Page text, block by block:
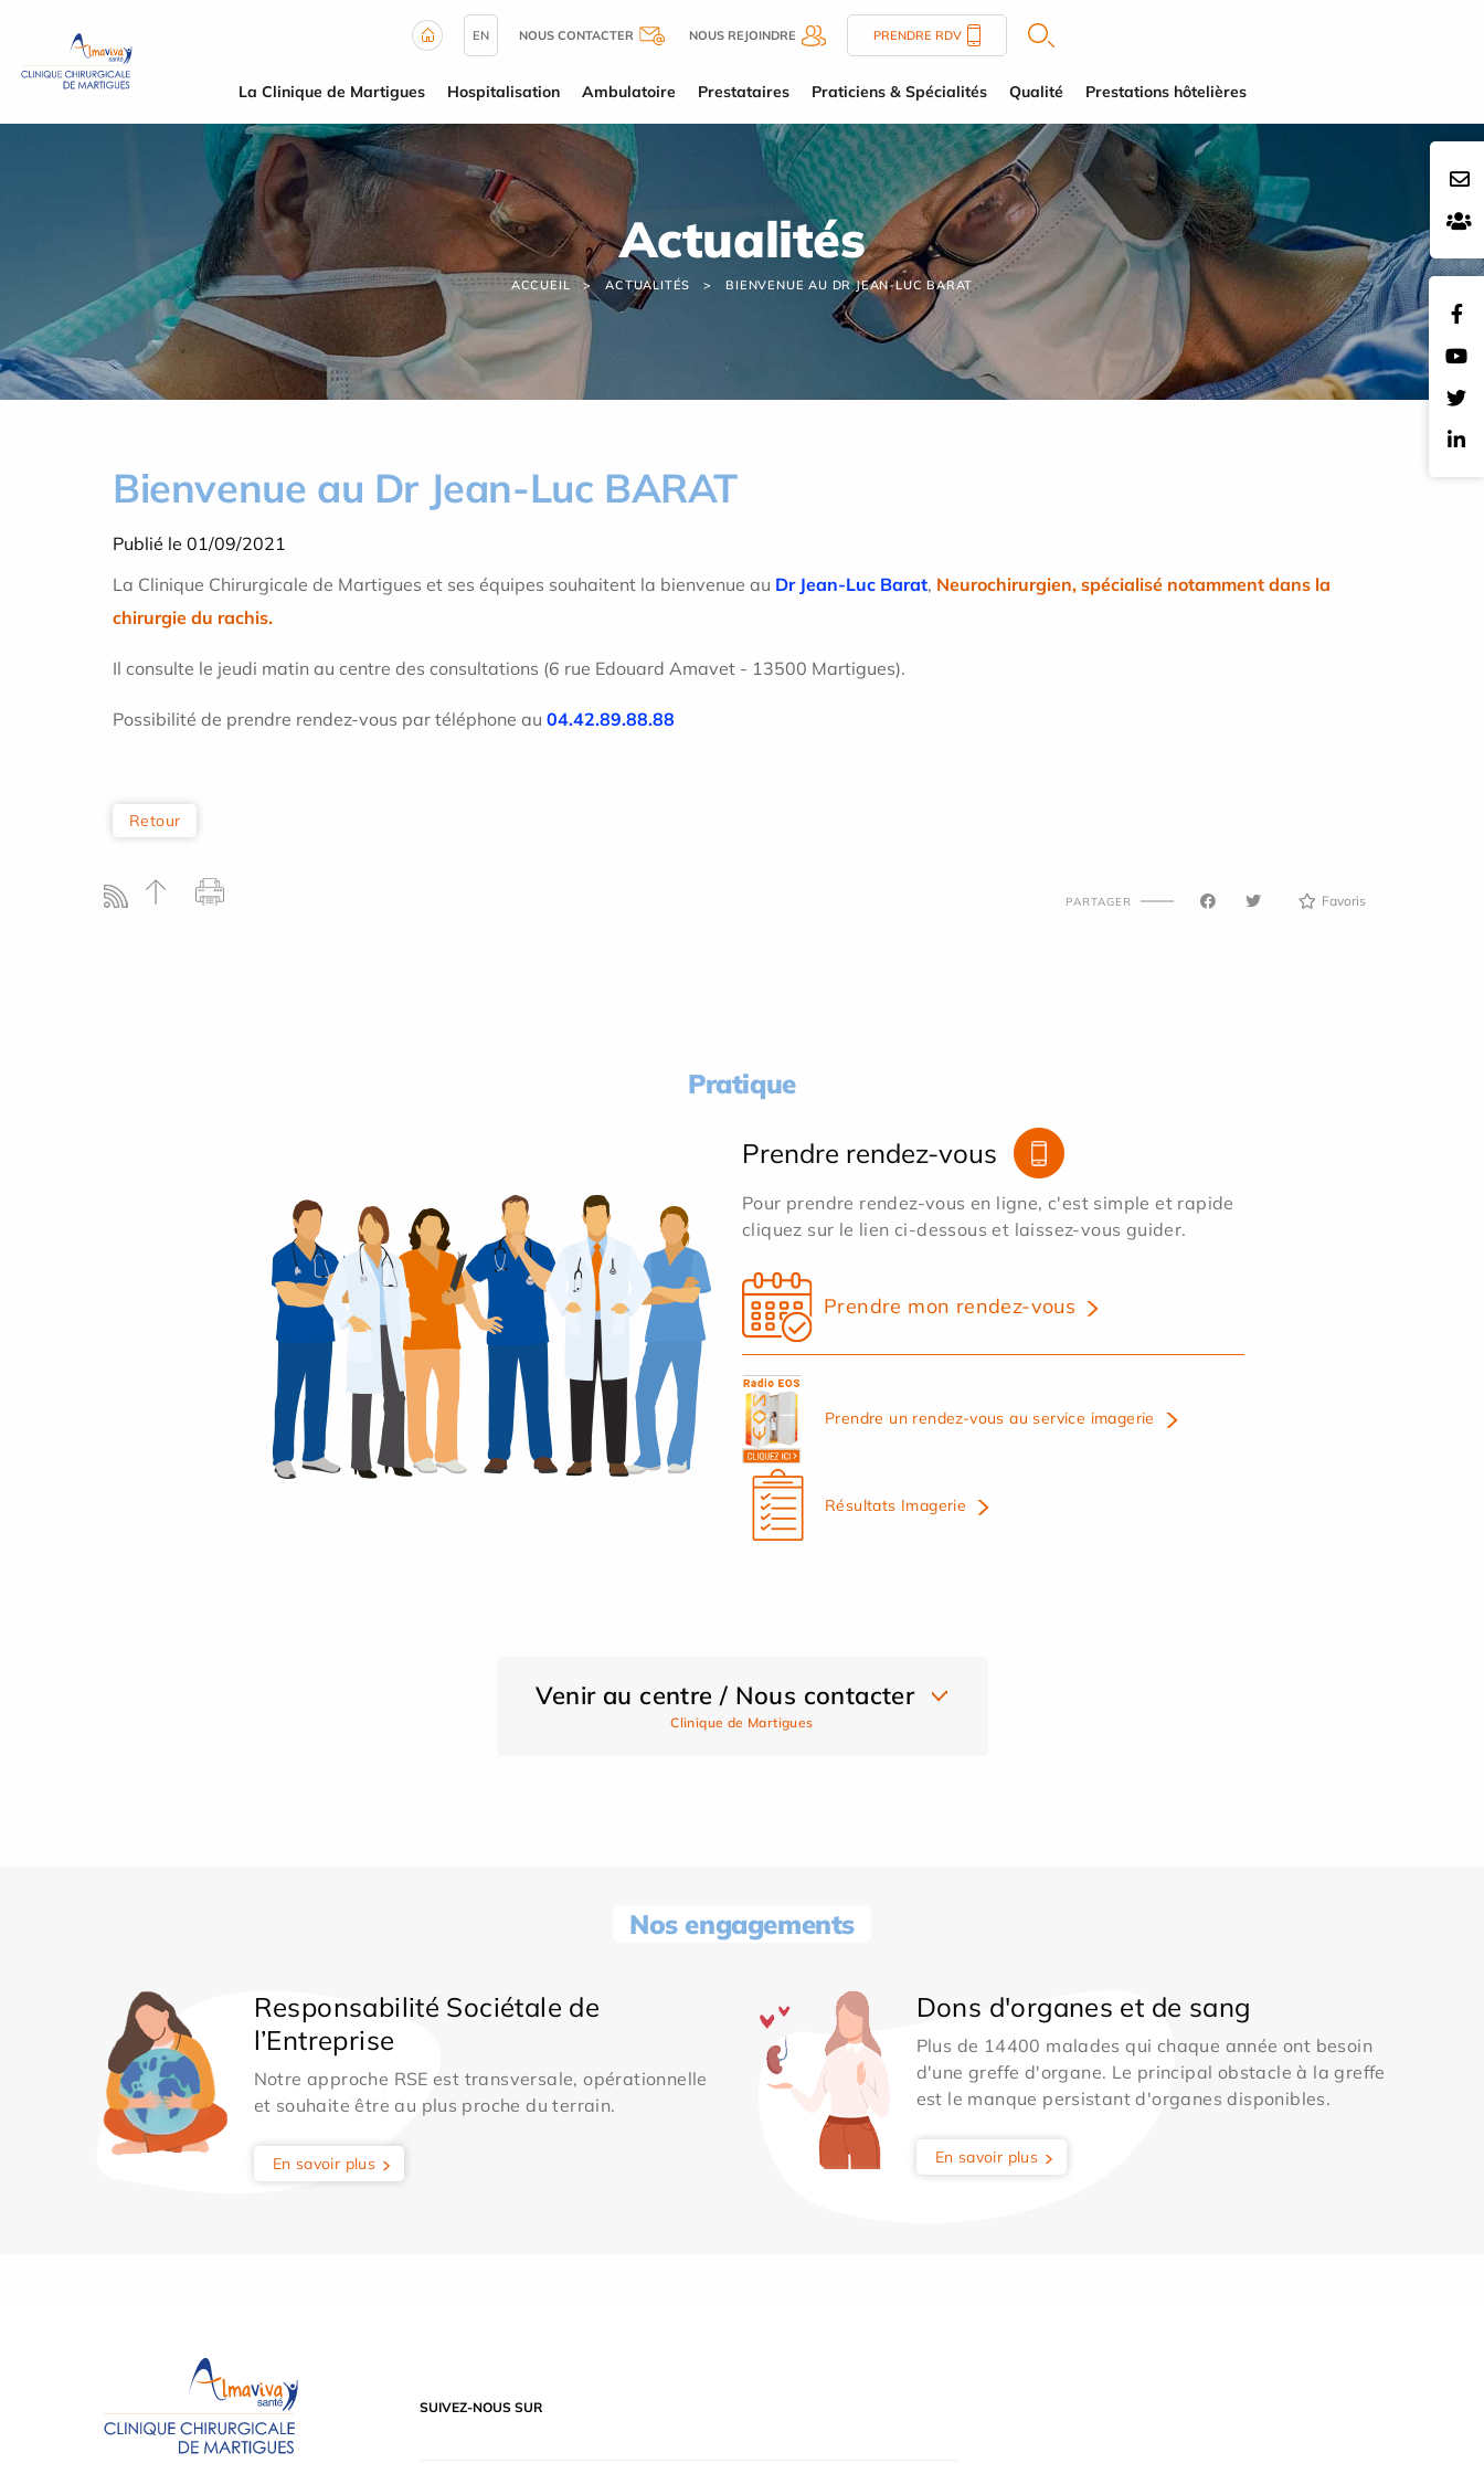
EN NOUS CONTACTER NOUS REJOINDRE PRENDRE RDV
La Clinique de Martigues Hospitalisation Ambulatoire Prestataires Praticiens & Spécialités Qualité Prestations hôtelières
Actualités
ACCUEIL ACTUALITÉS BIENVENUE AU DR JEAN-LUC BARAT
Bienvenue au Dr Jean-Luc BARAT
Publié le 01/09/2021
La Clinique Chirurgicale de Martigues et ses équipes souhaitent la bienvenue au Dr Jean-Luc Barat, Neurochirurgien, spécialisé notamment dans la
chirurgie du rachis.
Il consulte le jeudi matin au centre des consultations (6 rue Edouard Amavet - 13500 Martigues).
Possibilité de prendre rendez-vous par téléphone au 04.42.89.88.88
Retour
PARTAGER Favoris
Pratique
Prendre rendez-vous
Pour prendre rendez-vous en ligne, c'est simple et rapide
cliquez sur le lien ci-dessous et laissez-vous guider.
Prendre mon rendez-vous
Prendre un rendez-vous au service imagerie
Résultats Imagerie
Venir au centre / Nous contacter
Clinique de Martigues
Nos engagements
Responsabilité Sociétale de
l’Entreprise
Notre approche RSE est transversale, opérationnelle
et souhaite être au plus proche du terrain.
En savoir plus
Dons d'organes et de sang
Plus de 14400 malades qui chaque année ont besoin
d'une greffe d'organe. Le principal obstacle à la greffe
est le manque persistant d'organes disponibles.
En savoir plus
SUIVEZ-NOUS SUR